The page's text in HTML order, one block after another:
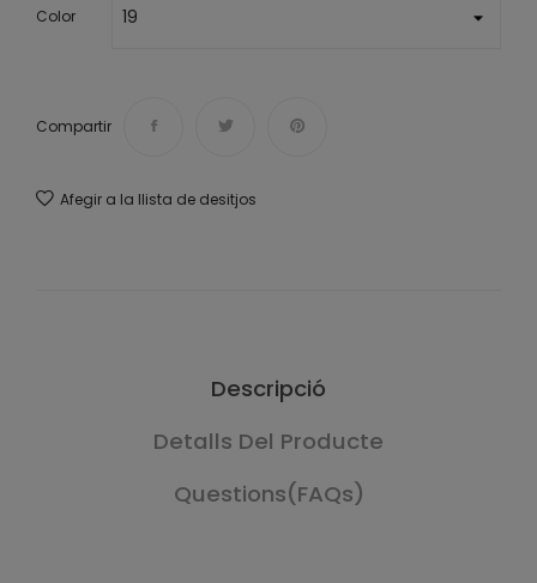
Color
Compartir
Afegir a la llista de desitjos
Descripció
Detalls Del Producte
Questions(FAQs)